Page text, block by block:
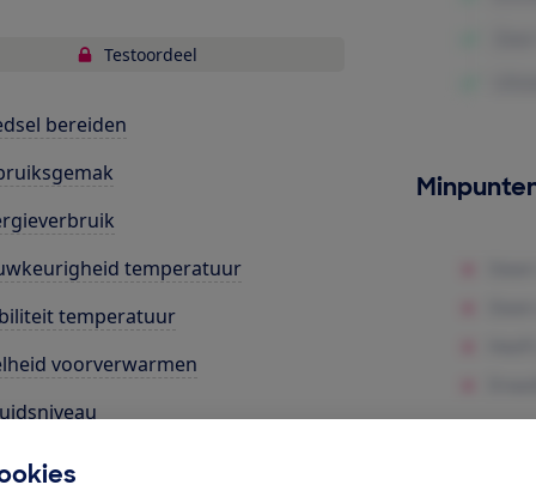
Testoordeel
bereiden
temperatuur
temperatuur
voorverwarmen